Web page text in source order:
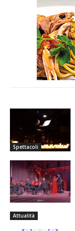
Spettacoli
Attualità